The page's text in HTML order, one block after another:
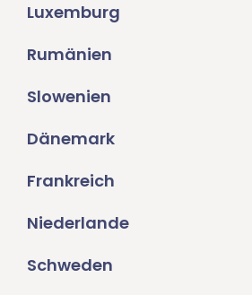
Luxemburg
Rumänien
Slowenien
Dänemark
Frankreich
Niederlande
Schweden